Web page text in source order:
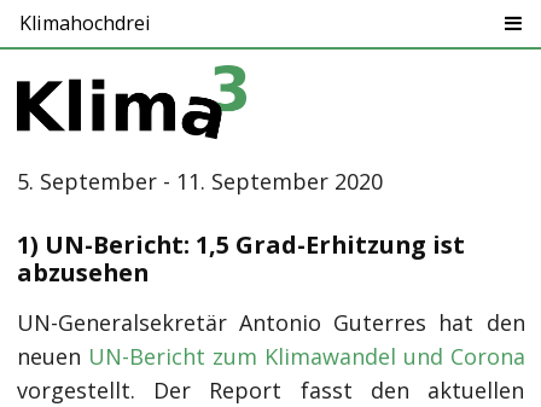
Klimahochdrei
5. September - 11. September 2020
1) UN-Bericht: 1,5 Grad-Erhitzung ist
abzusehen
UN-Generalsekretär Antonio Guterres hat den
neuen UN-Bericht zum Klimawandel und Corona
vorgestellt. Der Report fasst den aktuellen